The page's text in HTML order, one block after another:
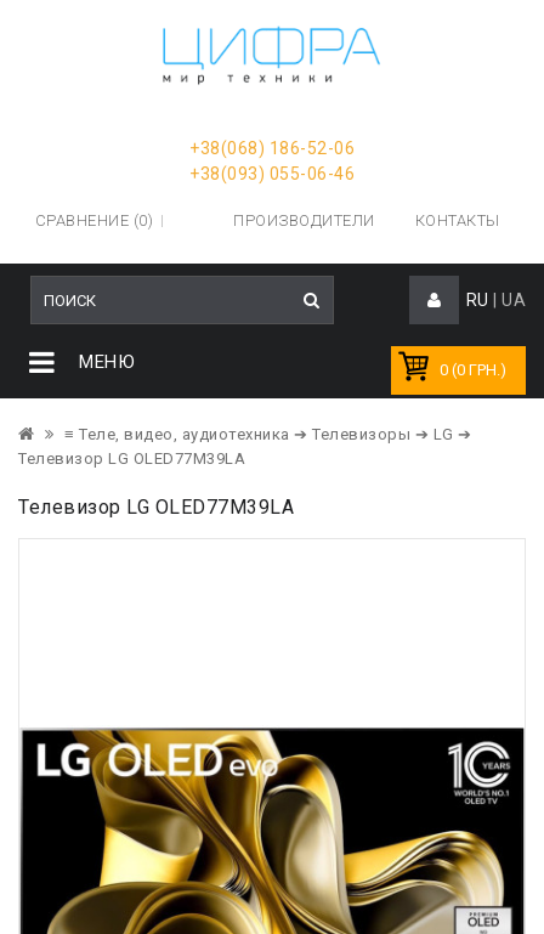
+38(068) 186-52-06
+38(093) 055-06-46
СРАВНЕНИЕ (0) ПРОИЗВОДИТЕЛИ КОНТАКТЫ
RU UA
0 (0 ГРН.)
МЕНЮ
≡ Теле, видео, аудиотехника ➔ Телевизоры ➔ LG ➔
Телевизор LG OLED77M39LA
Телевизор LG OLED77M39LA